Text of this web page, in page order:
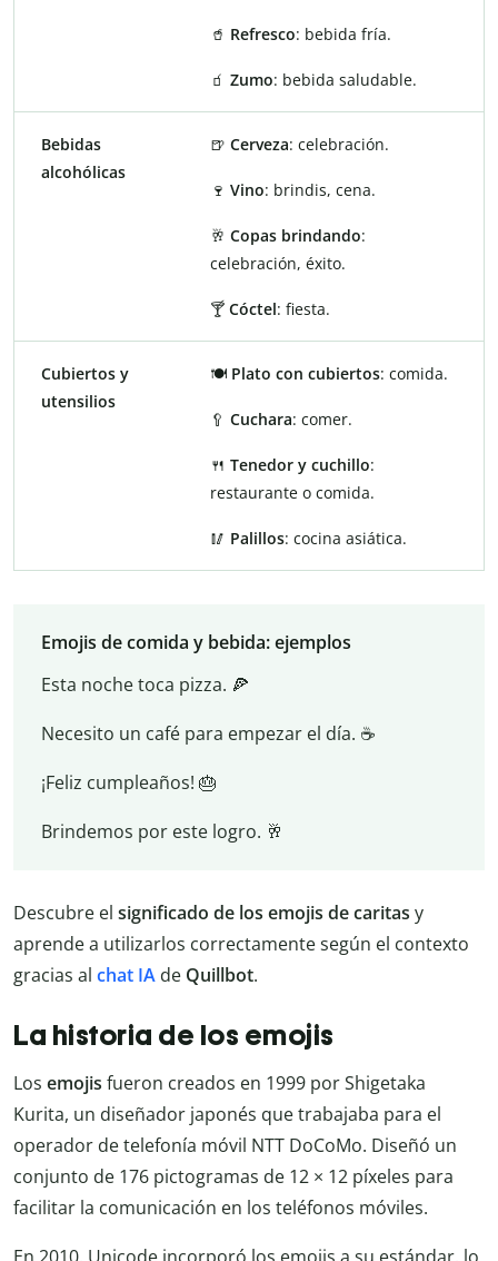
🥤 Refresco: bebida fría.
🧃 Zumo: bebida saludable.
Bebidas
alcohólicas
🍺 Cerveza: celebración.
🍷 Vino: brindis, cena.
🥂 Copas brindando:
celebración, éxito.
🍸 Cóctel: fiesta.
Cubiertos y
utensilios
🍽️ Plato con cubiertos: comida.
🥄 Cuchara: comer.
🍴 Tenedor y cuchillo:
restaurante o comida.
🥢 Palillos: cocina asiática.
Emojis de comida y bebida: ejemplos
Esta noche toca pizza. 🍕
Necesito un café para empezar el día. ☕
¡Feliz cumpleaños! 🎂
Brindemos por este logro. 🥂
Descubre el significado de los emojis de caritas y
aprende a utilizarlos correctamente según el contexto
gracias al chat IA de Quillbot.
La historia de los emojis
Los emojis fueron creados en 1999 por Shigetaka
Kurita, un diseñador japonés que trabajaba para el
operador de telefonía móvil NTT DoCoMo. Diseñó un
conjunto de 176 pictogramas de 12 × 12 píxeles para
facilitar la comunicación en los teléfonos móviles.